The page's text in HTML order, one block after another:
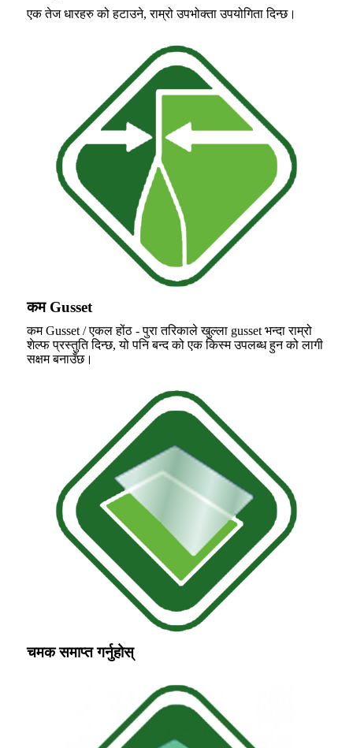
एक तेज धारहरु को हटाउने, राम्रो उपभोक्ता उपयोगिता दिन्छ।
कम Gusset
कम Gusset / एकल होंठ - पुरा तरिकाले खुल्ला gusset भन्दा राम्रो
शेल्फ प्रस्तुति दिन्छ, यो पनि बन्द को एक किस्म उपलब्ध हुन को लागी
सक्षम बनाउँछ।
चमक समाप्त गर्नुहोस्